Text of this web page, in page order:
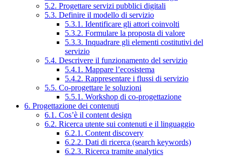
5.2. Progettare servizi pubblici digitali
5.3. Definire il modello di servizio
5.3.1. Identificare gli attori coinvolti
5.3.2. Formulare la proposta di valore
5.3.3. Inquadrare gli elementi costitutivi del
servizio
5.4. Descrivere il funzionamento del servizio
5.4.1. Mappare l’ecosistema
5.4.2. Rappresentare i flussi di servizio
5.5. Co-progettare le soluzioni
5.5.1. Workshop di co-progettazione
6. Progettazione dei contenuti
6.1. Cos’è il content design
6.2. Ricerca utente sui contenuti e il linguaggio
6.2.1. Content discovery
6.2.2. Dati di ricerca (search keywords)
6.2.3. Ricerca tramite analytics